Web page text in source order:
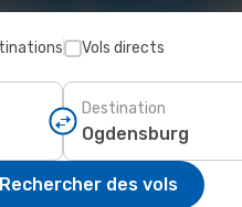
Vols directs
Destination
Rechercher des vols